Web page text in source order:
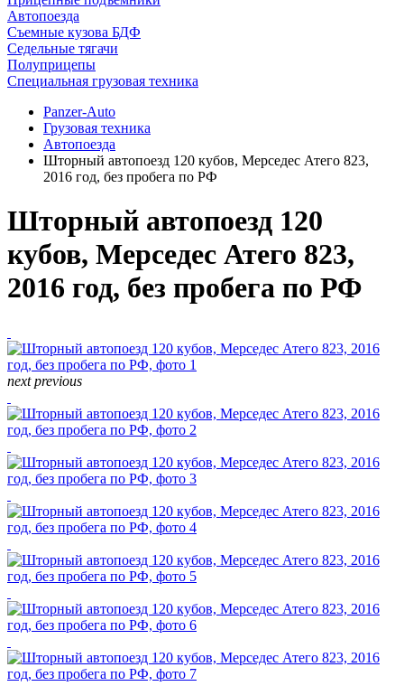
Автопоезда
Съемные кузова БДФ
Седельные тягачи
Полуприцепы
Специальная грузовая техника
Panzer-Auto
Грузовая техника
Автопоезда
Шторный автопоезд 120 кубов, Мерседес Атего 823,
2016 год, без пробега по РФ
Шторный автопоезд 120
кубов, Мерседес Атего 823,
2016 год, без пробега по РФ
next previous